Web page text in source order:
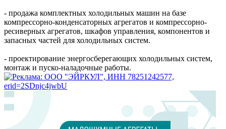
- продажа комплектных холодильных машин на базе
компрессорно-конденсаторных агрегатов и компрессорно-
ресиверных агрегатов, шкафов управления, компонентов и
запасных частей для холодильных систем.
- проектирование энергосберегающих холодильных систем,
монтаж и пуско-наладочные работы.